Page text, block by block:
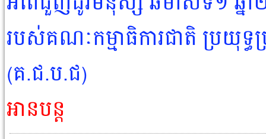
របស់គណៈកម្មាធិការជាតិ ប្រយុទ្
(គ.ជ.ប.ជ)
អានបន្ត